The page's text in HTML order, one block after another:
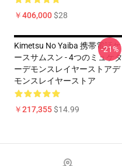
￥406,000$28
Kimetsu No Yaiba 携帯電話ケ
ースサムスン - 4つのミュケタ
ーデモンスレイヤーストアデ
モンスレイヤーストア
￥217,355$14.99
-21%